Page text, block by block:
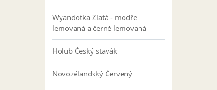
Wyandotka Zlatá - modře
lemovaná a černě lemovaná
Holub Český stavák
Novozélandský Červený